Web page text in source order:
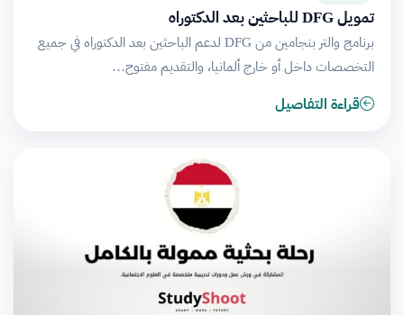
تمويل DFG للباحثين بعد الدكتوراه
برنامج والتر بنجامين من DFG لدعم الباحثين بعد الدكتوراه في جميع
التخصصات داخل أو خارج ألمانيا، والتقديم مفتوح…
قراءة التفاصيل